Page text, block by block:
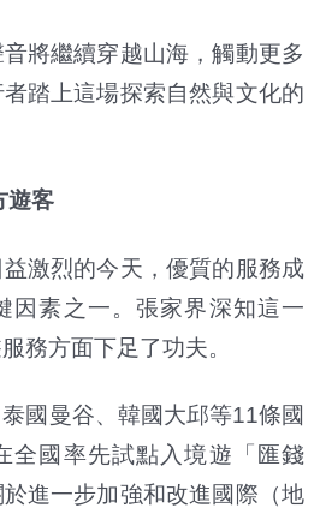
將繼續穿越山海，觸動更多
踏上這場探索自然與文化的
遊客
激烈的今天，優質的服務成
因素之一。張家界深知這一
務方面下足了功夫。
國曼谷、韓國大邱等11條國
全國率先試點入境遊「匯錢
進一步加強和改進國際（地